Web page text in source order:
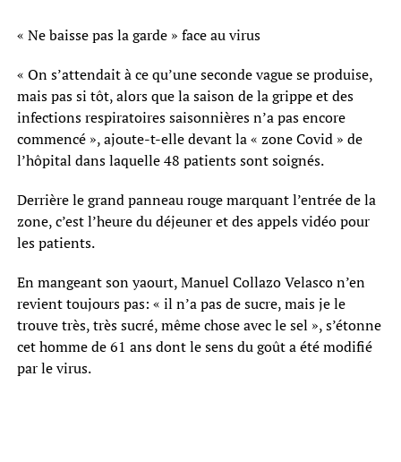
« Ne baisse pas la garde » face au virus
« On s’attendait à ce qu’une seconde vague se produise,
mais pas si tôt, alors que la saison de la grippe et des
infections respiratoires saisonnières n’a pas encore
commencé », ajoute-t-elle devant la « zone Covid » de
l’hôpital dans laquelle 48 patients sont soignés.
Derrière le grand panneau rouge marquant l’entrée de la
zone, c’est l’heure du déjeuner et des appels vidéo pour
les patients.
En mangeant son yaourt, Manuel Collazo Velasco n’en
revient toujours pas: « il n’a pas de sucre, mais je le
trouve très, très sucré, même chose avec le sel », s’étonne
cet homme de 61 ans dont le sens du goût a été modifié
par le virus.